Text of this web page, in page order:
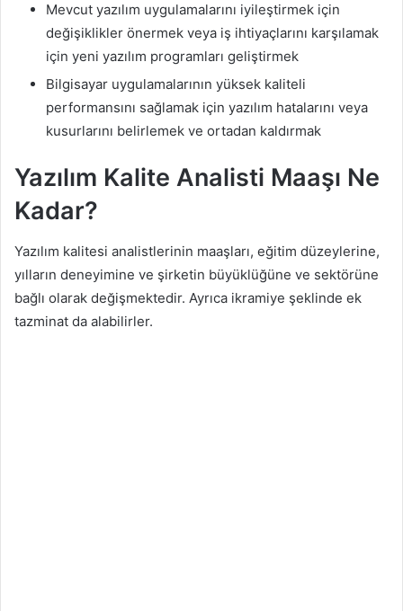
Mevcut yazılım uygulamalarını iyileştirmek için
değişiklikler önermek veya iş ihtiyaçlarını karşılamak
için yeni yazılım programları geliştirmek
Bilgisayar uygulamalarının yüksek kaliteli
performansını sağlamak için yazılım hatalarını veya
kusurlarını belirlemek ve ortadan kaldırmak
Yazılım Kalite Analisti Maaşı Ne
Kadar?
Yazılım kalitesi analistlerinin maaşları, eğitim düzeylerine,
yılların deneyimine ve şirketin büyüklüğüne ve sektörüne
bağlı olarak değişmektedir. Ayrıca ikramiye şeklinde ek
tazminat da alabilirler.